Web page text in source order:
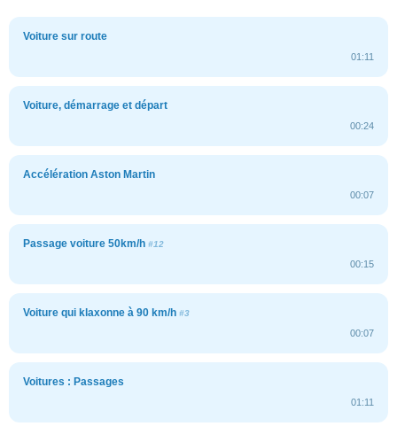
Voiture sur route
01:11
Voiture, démarrage et départ
00:24
Accélération Aston Martin
00:07
Passage voiture 50km/h #12
00:15
Voiture qui klaxonne à 90 km/h #3
00:07
Voitures : Passages
01:11